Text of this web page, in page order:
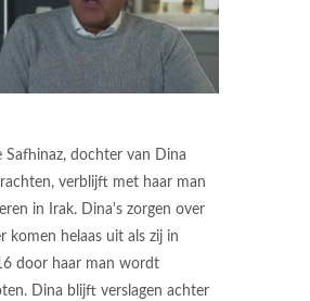
Safhinaz, dochter van Dina
verblijft met haar man
in Irak. Dina's zorgen over
komen helaas uit als zij in
door haar man wordt
Dina blijft verslagen achter